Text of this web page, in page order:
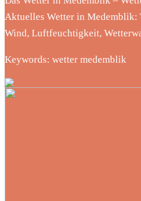
Aktuelles Wetter in Medemblik:
Wind, Luftfeuchtigkeit,
Keywords: wetter medemblik